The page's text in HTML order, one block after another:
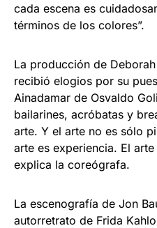
cada escena es
términos de los colores”.
La producción de
recibió elogios por su
Ainadamar de Osvaldo
bailarines, acróbatas y
arte. Y el arte no es sólo
arte es experiencia. El
explica la coreógrafa.
La escenografía de Jon
autorretrato de Frida